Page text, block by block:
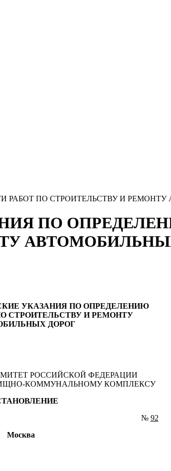
ПО СТРОИТЕЛЬСТВУ И
ПО
УКАЗАНИЯ ПО ОПРЕДЕЛЕНИЮ
СТРОИТЕЛЬСТВУ И РЕМОНТУ
ДОРОГ
РОССИЙСКОЙ ФЕДЕРАЦИИ
КОММУНАЛЬНОМУ КОМПЛЕКСУ
92
Москва